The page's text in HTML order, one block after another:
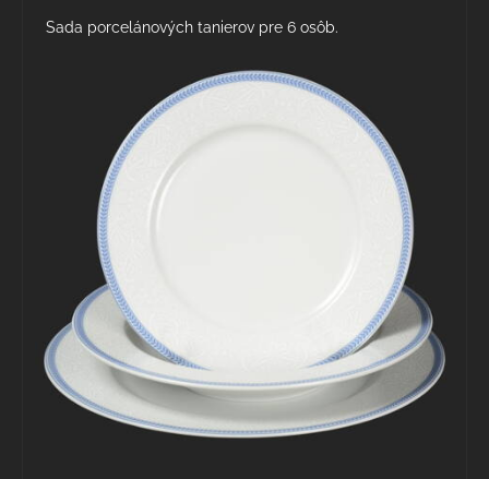
Sada porcelánových tanierov pre 6 osôb.